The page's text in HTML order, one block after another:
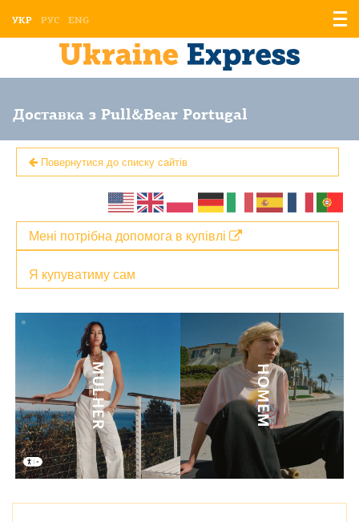
УКР РУС ENG
Доставка з Pull&Bear Portugal
Повернутися до списку сайтів
Я купуватиму сам
Мені потрібна допомога в купівлі